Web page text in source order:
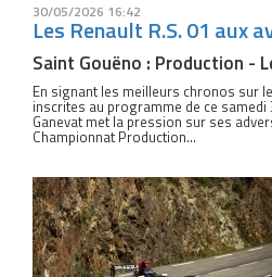
30/05/2026 16:42
Les Renault R.S. 01 aux
Saint Gouëno : Production -
En signant les meilleurs chronos sur
inscrites au programme de ce samedi
Ganevat met la pression sur ses
Championnat Production...